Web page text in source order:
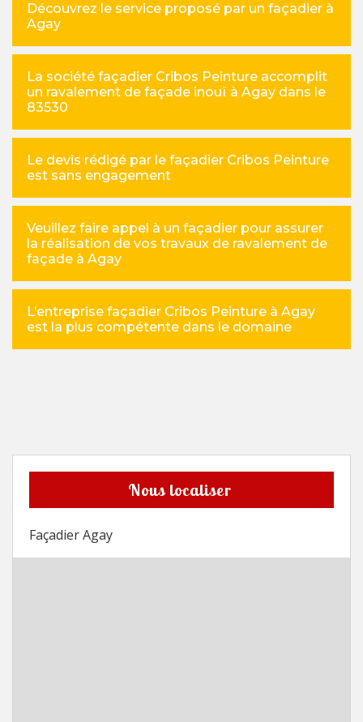
Découvrez le service proposé par un façadier à
Agay
La société façadier Cribos Peinture accomplit
un ravalement de façade inouï à Agay dans le
83530
Le devis rédigé par le façadier Cribos Peinture
est sans engagement
Veuillez faire appel à un façadier pour assurer
la réalisation de vos travaux de ravalement de
façade à Agay
L’entreprise façadier Cribos Peinture à Agay
est la plus compétente dans le domaine
Nous localiser
Façadier Agay